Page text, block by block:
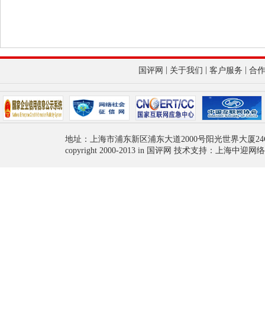
国评网 关于我们 客户服务 合
地址：上海市浦东新区浦东大道2000号阳光世界大厦
copyright 2000-2013 in 国评网 技术支持：上海中迎